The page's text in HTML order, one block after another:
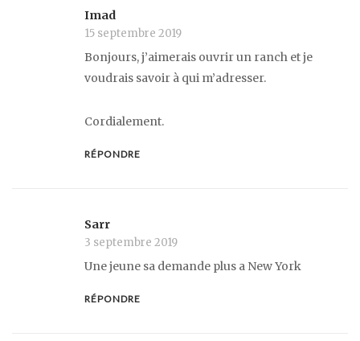
Imad
15 septembre 2019
Bonjours, j’aimerais ouvrir un ranch et je
voudrais savoir à qui m’adresser.
Cordialement.
RÉPONDRE
Sarr
3 septembre 2019
Une jeune sa demande plus a New York
RÉPONDRE